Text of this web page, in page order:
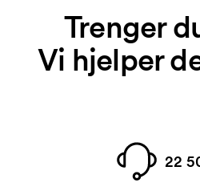
Trenger
Vi hjelper
22